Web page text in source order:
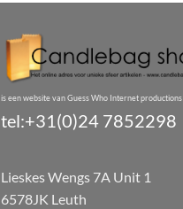
is een website van Guess Who Internet productions
tel:+31(0)24 7852298
Lieskes Wengs 7A Unit 1
6578JK Leuth